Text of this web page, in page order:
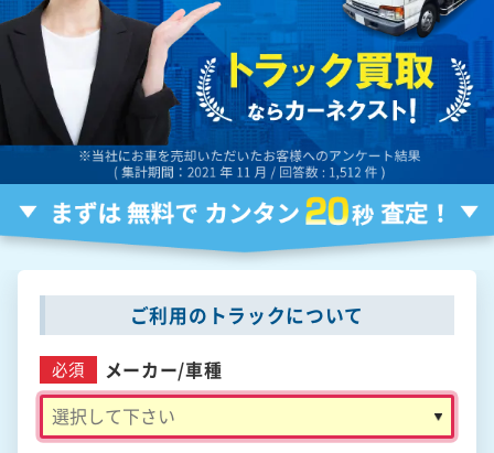
ご利用のトラックについて
必須 メーカー/車種